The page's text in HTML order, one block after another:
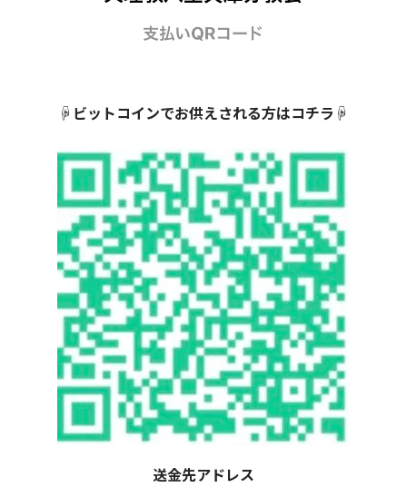
☟ビットコインでお供えされる方はコチラ☟
送金先アドレス